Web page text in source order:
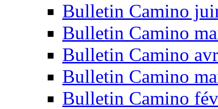
Bulletin Camino
Bulletin Camino
Bulletin Camino
Bulletin Camino
Bulletin Camino